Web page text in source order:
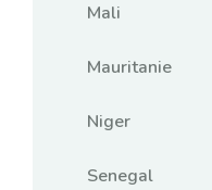
Mali
Mauritanie
Niger
Senegal